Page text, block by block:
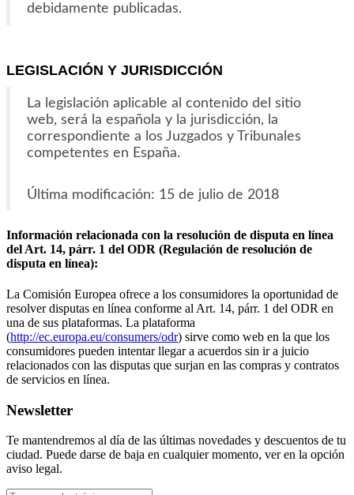
debidamente publicadas.
LEGISLACIÓN Y JURISDICCIÓN
La legislación aplicable al contenido del sitio
web, será la española y la jurisdicción, la
correspondiente a los Juzgados y Tribunales
competentes en España.
Última modificación: 15 de julio de 2018
Información relacionada con la resolución de disputa en línea
del Art. 14, párr. 1 del ODR (Regulación de resolución de
disputa en línea):
La Comisión Europea ofrece a los consumidores la oportunidad de
resolver disputas en línea conforme al Art. 14, párr. 1 del ODR en
una de sus plataformas. La plataforma
(http://ec.europa.eu/consumers/odr) sirve como web en la que los
consumidores pueden intentar llegar a acuerdos sin ir a juicio
relacionados con las disputas que surjan en las compras y contratos
de servicios en línea.
Newsletter
Te mantendremos al día de las últimas novedades y descuentos de tu
ciudad. Puede darse de baja en cualquier momento, ver en la opción
aviso legal.